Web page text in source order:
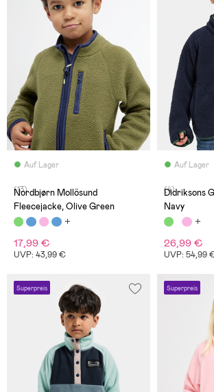
Auf Lager
(13)
Nordbjørn Mollösund
Fleecejacke, Olive Green
17,99 €
UVP: 43,99 €
Auf Lager
(4)
Didriksons
Navy
26,99 €
UVP: 54,99
Superpreis Superpreis